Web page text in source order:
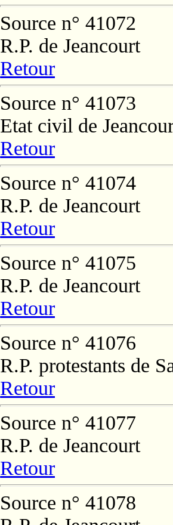
Source n° 41072
R.P. de Jeancourt
Retour
Source n° 41073
Etat civil de
Retour
Source n° 41074
R.P. de Jeancourt
Retour
Source n° 41075
R.P. de Jeancourt
Retour
Source n° 41076
R.P. protestants de
Retour
Source n° 41077
R.P. de Jeancourt
Retour
Source n° 41078